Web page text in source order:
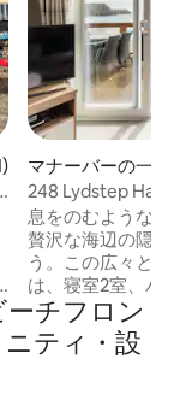
件、5つ星中4.97つ
マナーバーの一軒
248 Lydstep
の海辺
息をのむような海
贅沢な海辺の隠れ
う。この広々と
は、寝室2室、バ
ープンプランのリ
り、42フィート
らしい広さです。
チフロン
ティ・設